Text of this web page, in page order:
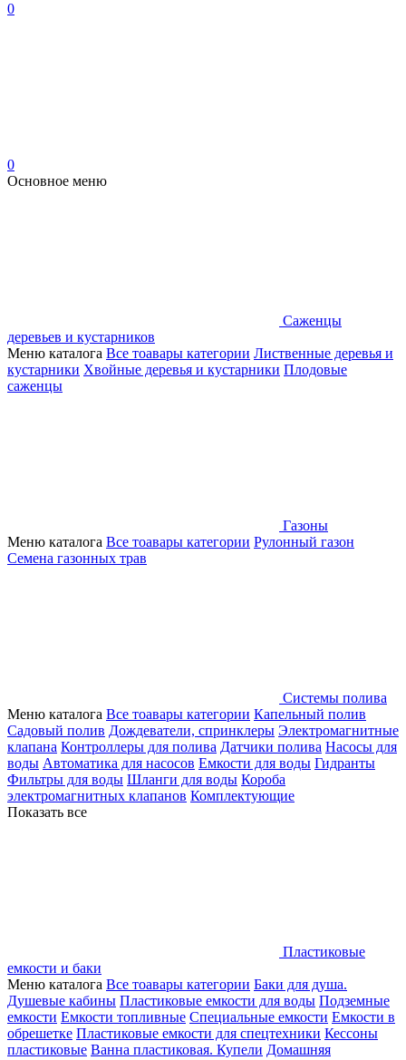
0
0
Основное меню
Саженцы
деревьев и кустарников
Меню каталога Все тоавары категории Лиственные деревья и
кустарники Хвойные деревья и кустарники Плодовые
саженцы
Газоны
Меню каталога Все тоавары категории Рулонный газон
Семена газонных трав
Системы полива
Меню каталога Все тоавары категории Капельный полив
Садовый полив Дождеватели, спринклеры Электромагнитные
клапана Контроллеры для полива Датчики полива Насосы для
воды Автоматика для насосов Емкости для воды Гидранты
Фильтры для воды Шланги для воды Короба
электромагнитных клапанов Комплектующие
Показать все
Пластиковые
емкости и баки
Меню каталога Все тоавары категории Баки для душа.
Душевые кабины Пластиковые емкости для воды Подземные
емкости Емкости топливные Специальные емкости Емкости в
обрешетке Пластиковые емкости для спецтехники Кессоны
пластиковые Ванна пластиковая. Купели Домашняя